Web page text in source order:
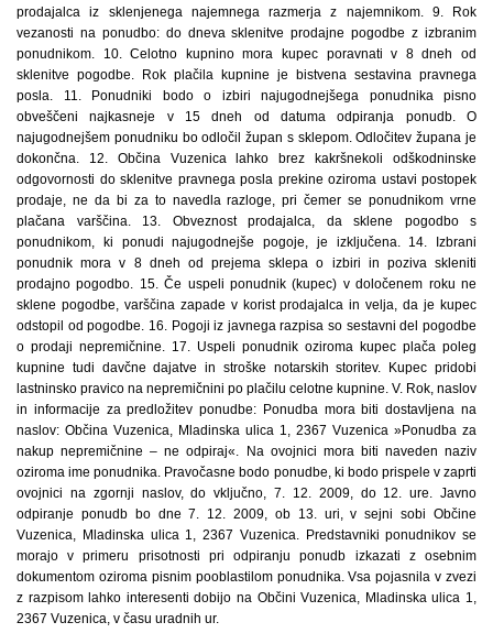
prodajalca iz sklenjenega najemnega razmerja z najemnikom. 9. Rok
vezanosti na ponudbo: do dneva sklenitve prodajne pogodbe z izbranim
ponudnikom. 10. Celotno kupnino mora kupec poravnati v 8 dneh od
sklenitve pogodbe. Rok plačila kupnine je bistvena sestavina pravnega
posla. 11. Ponudniki bodo o izbiri najugodnejšega ponudnika pisno
obveščeni najkasneje v 15 dneh od datuma odpiranja ponudb. O
najugodnejšem ponudniku bo odločil župan s sklepom. Odločitev župana je
dokončna. 12. Občina Vuzenica lahko brez kakršnekoli odškodninske
odgovornosti do sklenitve pravnega posla prekine oziroma ustavi postopek
prodaje, ne da bi za to navedla razloge, pri čemer se ponudnikom vrne
plačana varščina. 13. Obveznost prodajalca, da sklene pogodbo s
ponudnikom, ki ponudi najugodnejše pogoje, je izključena. 14. Izbrani
ponudnik mora v 8 dneh od prejema sklepa o izbiri in poziva skleniti
prodajno pogodbo. 15. Če uspeli ponudnik (kupec) v določenem roku ne
sklene pogodbe, varščina zapade v korist prodajalca in velja, da je kupec
odstopil od pogodbe. 16. Pogoji iz javnega razpisa so sestavni del pogodbe
o prodaji nepremičnine. 17. Uspeli ponudnik oziroma kupec plača poleg
kupnine tudi davčne dajatve in stroške notarskih storitev. Kupec pridobi
lastninsko pravico na nepremičnini po plačilu celotne kupnine. V. Rok, naslov
in informacije za predložitev ponudbe: Ponudba mora biti dostavljena na
naslov: Občina Vuzenica, Mladinska ulica 1, 2367 Vuzenica »Ponudba za
nakup nepremičnine – ne odpiraj«. Na ovojnici mora biti naveden naziv
oziroma ime ponudnika. Pravočasne bodo ponudbe, ki bodo prispele v zaprti
ovojnici na zgornji naslov, do vključno, 7. 12. 2009, do 12. ure. Javno
odpiranje ponudb bo dne 7. 12. 2009, ob 13. uri, v sejni sobi Občine
Vuzenica, Mladinska ulica 1, 2367 Vuzenica. Predstavniki ponudnikov se
morajo v primeru prisotnosti pri odpiranju ponudb izkazati z osebnim
dokumentom oziroma pisnim pooblastilom ponudnika. Vsa pojasnila v zvezi
z razpisom lahko interesenti dobijo na Občini Vuzenica, Mladinska ulica 1,
2367 Vuzenica, v času uradnih ur.